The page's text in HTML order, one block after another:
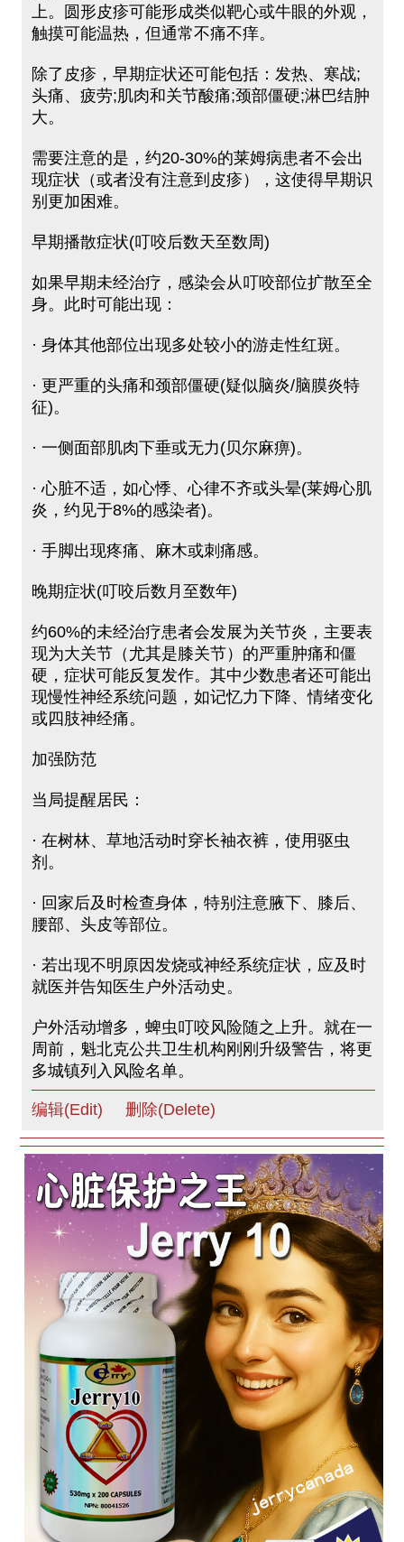
上。圆形皮疹可能形成类似靶心或牛眼的外观，
触摸可能温热，但通常不痛不痒。
除了皮疹，早期症状还可能包括：发热、寒战;
头痛、疲劳;肌肉和关节酸痛;颈部僵硬;淋巴结肿
大。
需要注意的是，约20-30%的莱姆病患者不会出
现症状（或者没有注意到皮疹），这使得早期识
别更加困难。
早期播散症状(叮咬后数天至数周)
如果早期未经治疗，感染会从叮咬部位扩散至全
身。此时可能出现：
· 身体其他部位出现多处较小的游走性红斑。
· 更严重的头痛和颈部僵硬(疑似脑炎/脑膜炎特
征)。
· 一侧面部肌肉下垂或无力(贝尔麻痹)。
· 心脏不适，如心悸、心律不齐或头晕(莱姆心肌
炎，约见于8%的感染者)。
· 手脚出现疼痛、麻木或刺痛感。
晚期症状(叮咬后数月至数年)
约60%的未经治疗患者会发展为关节炎，主要表
现为大关节（尤其是膝关节）的严重肿痛和僵
硬，症状可能反复发作。其中少数患者还可能出
现慢性神经系统问题，如记忆力下降、情绪变化
或四肢神经痛。
加强防范
当局提醒居民：
· 在树林、草地活动时穿长袖衣裤，使用驱虫
剂。
· 回家后及时检查身体，特别注意腋下、膝后、
腰部、头皮等部位。
· 若出现不明原因发烧或神经系统症状，应及时
就医并告知医生户外活动史。
户外活动增多，蜱虫叮咬风险随之上升。就在一
周前，魁北克公共卫生机构刚刚升级警告，将更
多城镇列入风险名单。
编辑(Edit) 删除(Delete)